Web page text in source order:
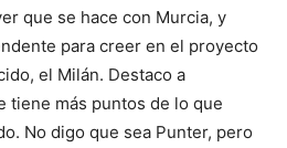
que se hace con Murcia, y
para creer en el proyecto
el Milán. Destaco a
tiene más puntos de lo que
No digo que sea Punter, pero